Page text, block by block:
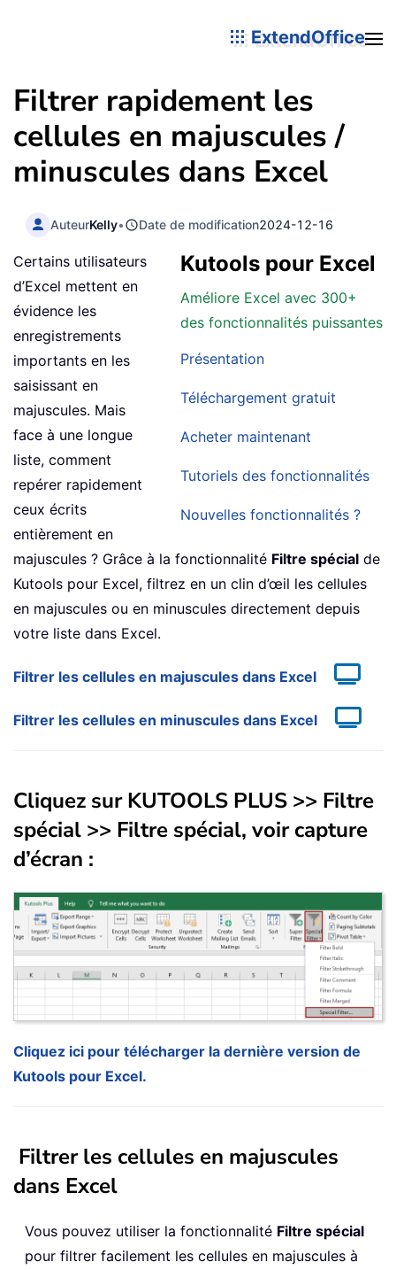
ExtendOffice
Filtrer rapidement les
cellules en majuscules /
minuscules dans Excel
AuteurKelly• Date de modification2024-12-16
Kutools pour Excel
Améliore Excel avec 300+
des fonctionnalités puissantes
Présentation
Téléchargement gratuit
Acheter maintenant
Tutoriels des fonctionnalités
Nouvelles fonctionnalités ?
Certains utilisateurs
d’Excel mettent en
évidence les
enregistrements
importants en les
saisissant en
majuscules. Mais
face à une longue
liste, comment
repérer rapidement
ceux écrits
entièrement en
majuscules ? Grâce à la fonctionnalité Filtre spécial de
Kutools pour Excel, filtrez en un clin d’œil les cellules
en majuscules ou en minuscules directement depuis
votre liste dans Excel.
Filtrer les cellules en majuscules dans Excel
Filtrer les cellules en minuscules dans Excel
Cliquez sur KUTOOLS PLUS >> Filtre
spécial >> Filtre spécial, voir capture
d’écran :
Cliquez ici pour télécharger la dernière version de
Kutools pour Excel.
Filtrer les cellules en majuscules
dans Excel
Vous pouvez utiliser la fonctionnalité Filtre spécial
pour filtrer facilement les cellules en majuscules à